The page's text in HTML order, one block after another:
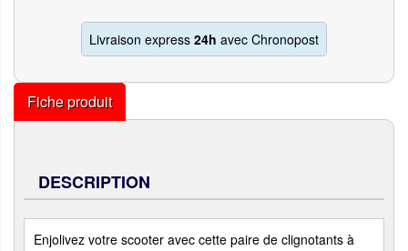
Livraison express 24h avec Chronopost
Fiche produit
DESCRIPTION
Enjolivez votre scooter avec cette paire de clignotants à